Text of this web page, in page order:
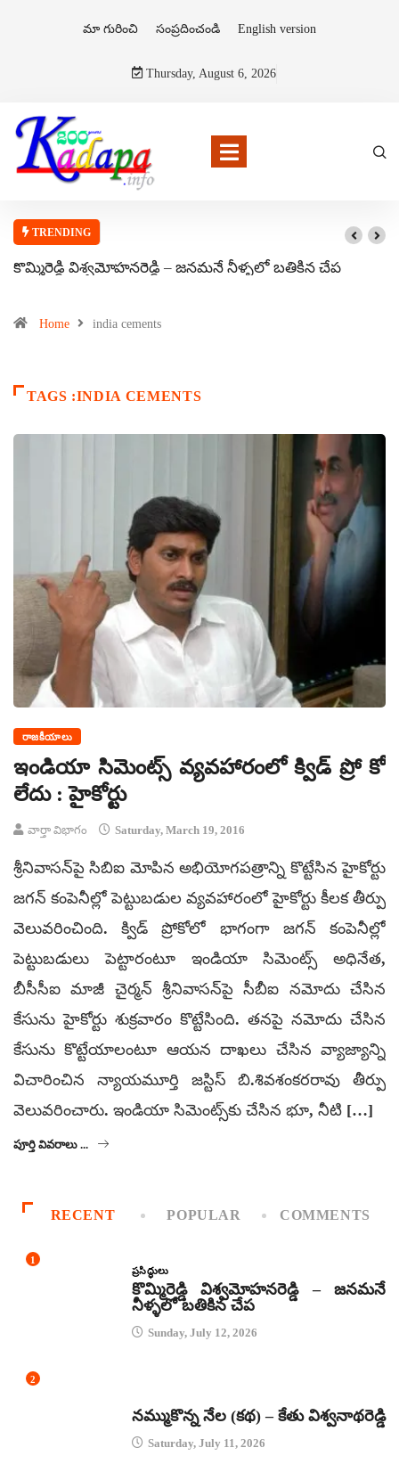
మా గురించి సంప్రదించండి English version
Thursday, August 6, 2026
TRENDING
కొమ్మిరెడ్డి విశ్వమోహనరెడ్డి – జనమనే నీళ్ళలో బతికిన చేప
Home india cements
TAGS :INDIA CEMENTS
రాజకీయాలు
ఇండియా సిమెంట్స్ వ్యవహారంలో క్విడ్ ప్రో కో
లేదు : హైకోర్టు
వార్తా విభాగం Saturday, March 19, 2016
శ్రీనివాసన్‌పై సిబిఐ మోపిన అభియోగపత్రాన్ని కొట్టేసిన హైకోర్టు
జగన్ కంపెనీల్లో పెట్టుబడుల వ్యవహారంలో హైకోర్టు కీలక తీర్పు
వెలువరించింది. క్విడ్ ప్రోకోలో భాగంగా జగన్ కంపెనీల్లో
పెట్టుబడులు పెట్టారంటూ ఇండియా సిమెంట్స్ అధినేత,
బీసీసీఐ మాజీ చైర్మన్ శ్రీనివాసన్‌పై సీబీఐ నమోదు చేసిన
కేసును హైకోర్టు శుక్రవారం కొట్టేసింది. తనపై నమోదు చేసిన
కేసును కొట్టేయాలంటూ ఆయన దాఖలు చేసిన వ్యాజ్యాన్ని
విచారించిన న్యాయమూర్తి జస్టిస్ బి.శివశంకరరావు తీర్పు
వెలువరించారు. ఇండియా సిమెంట్స్‌కు చేసిన భూ, నీటి […]
పూర్తి వివరాలు ...
RECENT POPULAR COMMENTS
1
ప్రసిద్ధులు
కొమ్మిరెడ్డి విశ్వమోహనరెడ్డి – జనమనే
నీళ్ళలో బతికిన చేప
Sunday, July 12, 2026
2
నమ్ముకొన్న నేల (కథ) – కేతు విశ్వనాథరెడ్డి
Saturday, July 11, 2026